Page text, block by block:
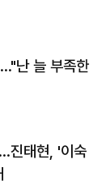
난 늘 부족한
진태현, '이숙